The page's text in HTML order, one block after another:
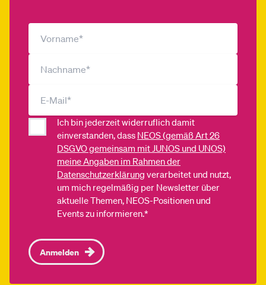
Ich bin jederzeit widerruflich damit
einverstanden, dass NEOS (gemäß Art 26
DSGVO gemeinsam mit JUNOS und UNOS)
meine Angaben im Rahmen der
Datenschutzerklärung verarbeitet und nutzt,
um mich regelmäßig per Newsletter über
aktuelle Themen, NEOS-Positionen und
Events zu informieren.*
Anmelden